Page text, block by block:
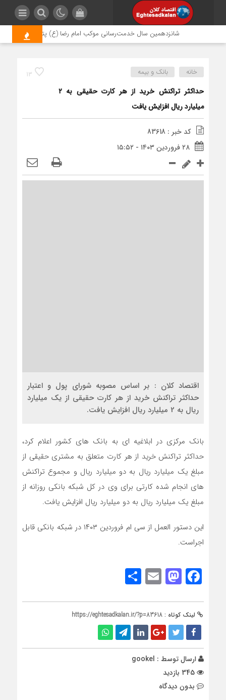
شانزدهمین سال خدمت‌رسانی موکب امام رضا (ع) پتروشیمی اروند؛
13 خانه بانک و بیمه
حداکثر تراکنش خرید از هر کارت حقیقی به ۲
میلیارد ریال افزایش یافت
کد خبر : 83618
۲۸ فروردین ۱۴۰۳ - ۱۵:۵۲
اقتصاد کلان : بر اساس مصوبه شورای پول و اعتبار
حداکثر تراکنش خرید از هر کارت حقیقی از یک میلیارد
ریال به 2 میلیارد ریال افزایش یافت.
بانک مرکزی در ابلاغیه ای به بانک های کشور اعلام کرد،
حداکثر تراکنش خرید از هر کارت متعلق به مشتری حقیقی از
مبلغ یک میلیارد ریال به دو میلیارد ریال و مجموع تراکنش
های انجام شده کارتی برای وی در کل شبکه بانکی روزانه از
مبلغ یک میلیارد ریال به دو میلیارد ریال افزایش یافت.
این دستور العمل از سی ام فروردین ۱۴۰۳ در شبکه بانکی قابل
اجراست.
Facebook
Mastodon
Email
لینک کوتاه : https://eghtesadkalan.ir/?p=83618
ارسال توسط : gookel
بدون دیدگاه